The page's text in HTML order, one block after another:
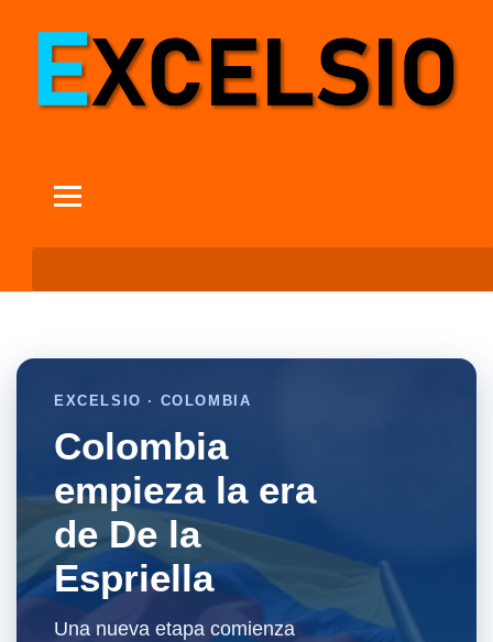
EXCELSIO · COLOMBIA
Colombia
empieza la era
de De la
Espriella
Una nueva etapa comienza